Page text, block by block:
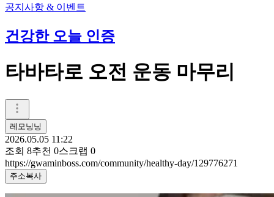
공지사항 & 이벤트
건강한 오늘 인증
타바타로 오전 운동 마무리
레모닝닝
2026.05.05 11:22
조회 8추천 0스크랩 0
https://gwaminboss.com/community/healthy-day/129776271
주소복사